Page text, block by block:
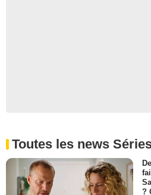
Toutes les news
?